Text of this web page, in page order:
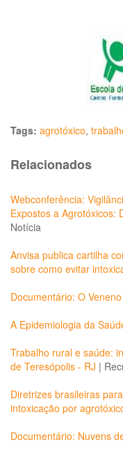
Tags: agrotóxico,
Relacionados
Webconferência:
Expostos a Agrotóxicos:
Notícia
Anvisa publica cartilha
sobre como evitar
Documentário: O
A Epidemiologia da
Trabalho rural e saúde:
de Teresópolis - RJ |
Diretrizes brasileiras
intoxicação por
Documentário: Nuvens